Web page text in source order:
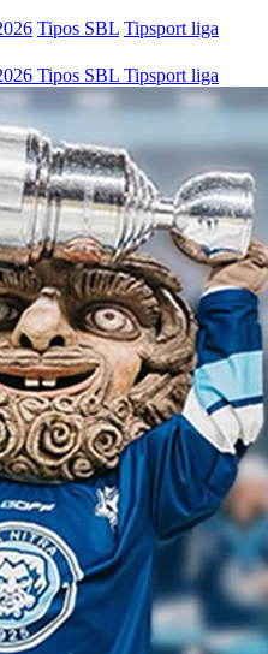
Tipos SBL Tipsport liga
Tipos SBL Tipsport liga